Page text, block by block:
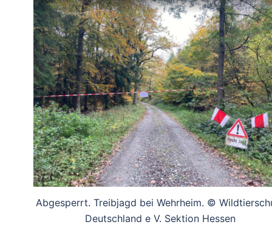
Abgesperrt. Treibjagd bei Wehrheim. ©
Deutschland e V. Sektion Hessen